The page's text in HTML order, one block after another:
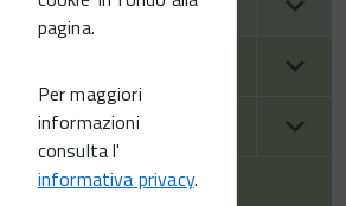
pagina.
Per maggiori
informazioni
consulta l'
informativa privacy.
evento